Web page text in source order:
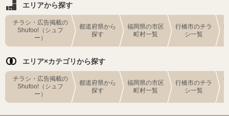
エリアから探す
チラシ・広告掲載の
Shufoo!（シュフ
ー）
都道府県から
探す
福岡県の市区
町村一覧
行橋市のチラ
シ一覧
エリア×カテゴリから探す
チラシ・広告掲載の
Shufoo!（シュフ
ー）
都道府県から
探す
福岡県の市区
町村一覧
行橋市のチラ
シ一覧